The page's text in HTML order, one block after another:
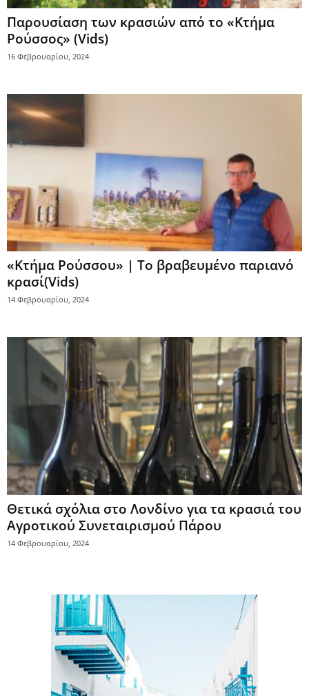
Παρουσίαση των κρασιών από το «Κτήμα
Ρούσσος» (Vids)
16 Φεβρουαρίου, 2024
«Κτήμα Ρούσσου» | Το βραβευμένο παριανό
κρασί(Vids)
14 Φεβρουαρίου, 2024
Θετικά σχόλια στο Λονδίνο για τα κρασιά του
Αγροτικού Συνεταιρισμού Πάρου
14 Φεβρουαρίου, 2024